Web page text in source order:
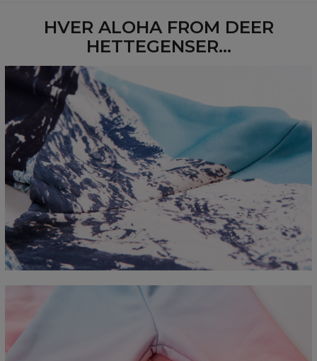
Measured flat
CM
XS S M L XL 2XL 3XL
4XL
A - Length
67 68 69 70 73
78
B - Chest width
50 52 54 56 58 60 63
66
C - Sleeve length
65 66 66 67 68
HVER ALOHA FROM DEER
HETTEGENSER...